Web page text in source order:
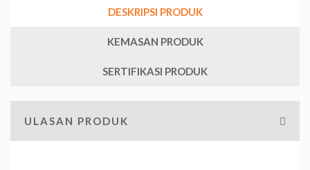
DESKRIPSI PRODUK
KEMASAN PRODUK
SERTIFIKASI PRODUK
ULASAN PRODUK